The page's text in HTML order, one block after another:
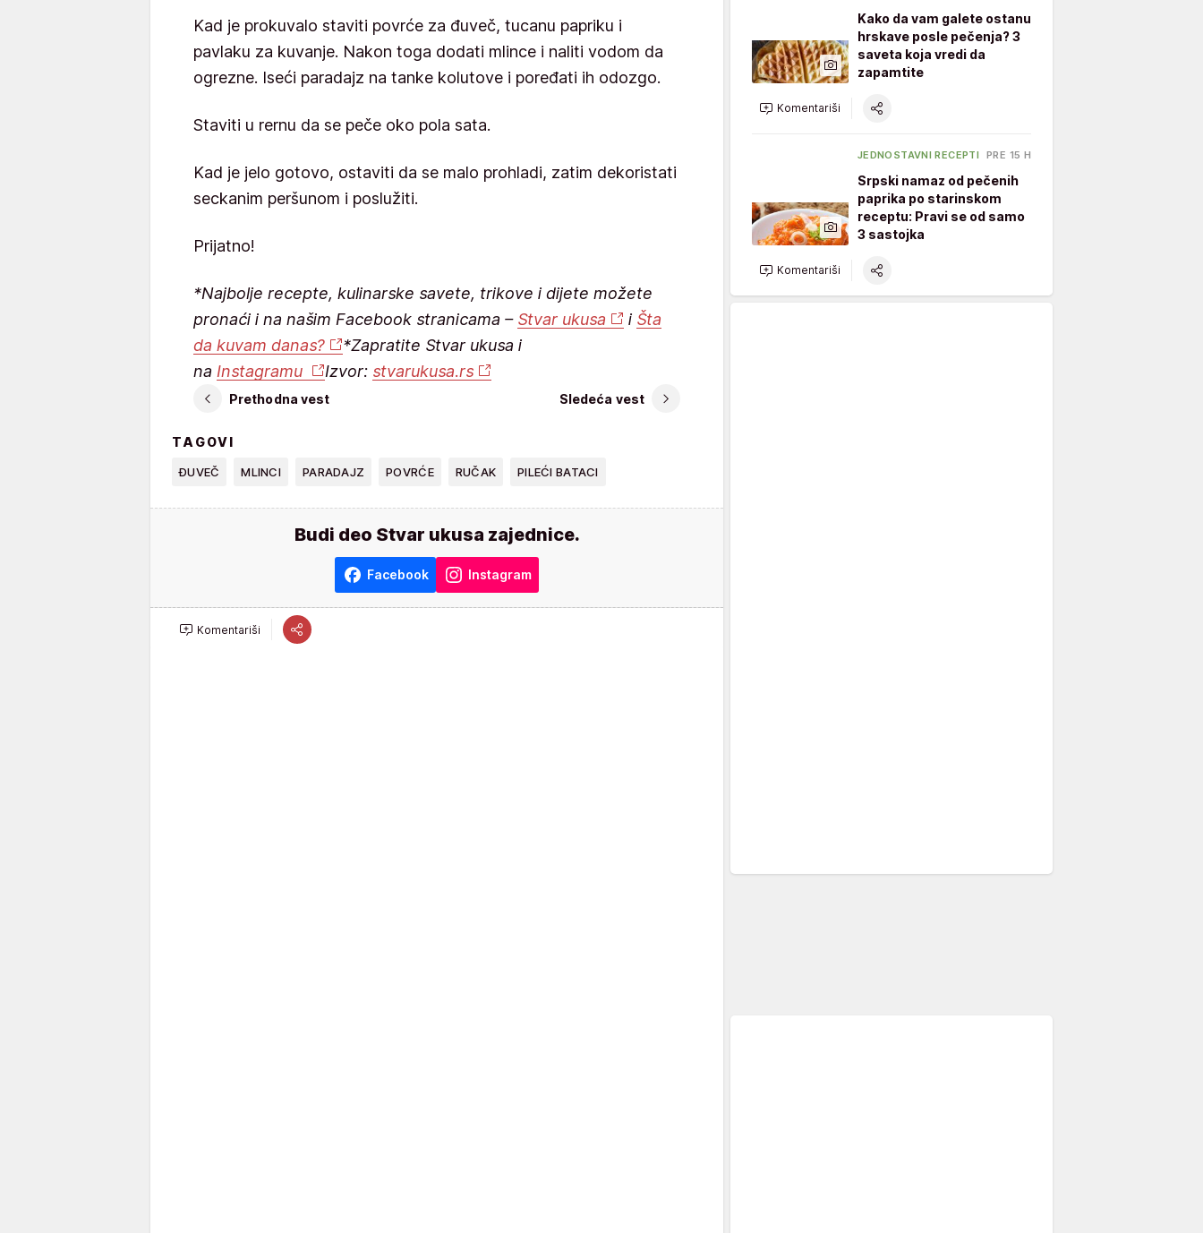
Kad je prokuvalo staviti povrće za đuveč, tucanu papriku i
pavlaku za kuvanje. Nakon toga dodati mlince i naliti vodom da
ogrezne. Iseći paradajz na tanke kolutove i poređati ih odozgo.
Staviti u rernu da se peče oko pola sata.
Kad je jelo gotovo, ostaviti da se malo prohladi, zatim dekoristati
seckanim peršunom i poslužiti.
Prijatno!
*Najbolje recepte, kulinarske savete, trikove i dijete možete
pronaći i na našim Facebook stranicama – Stvar ukusa i Šta
da kuvam danas?
*Zapratite Stvar ukusa i
na Instagramu Izvor: stvarukusa.rs
Prethodna vest Sledeća vest
TAGOVI
ĐUVEČ MLINCI PARADAJZ POVRĆE RUČAK PILEĆI BATACI
Budi deo Stvar ukusa zajednice.
Facebook Instagram
Komentariši
Kako da vam galete ostanu
hrskave posle pečenja? 3
saveta koja vredi da
zapamtite
Komentariši
JEDNOSTAVNI RECEPTI PRE 15 H
Srpski namaz od pečenih
paprika po starinskom
receptu: Pravi se od samo
3 sastojka
Komentariši